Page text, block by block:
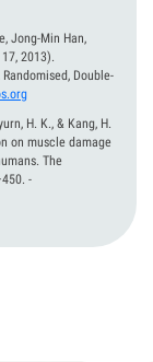
Jong-Min Han,
2013).
Double-
H. K., & Kang, H.
on muscle damage
The
-